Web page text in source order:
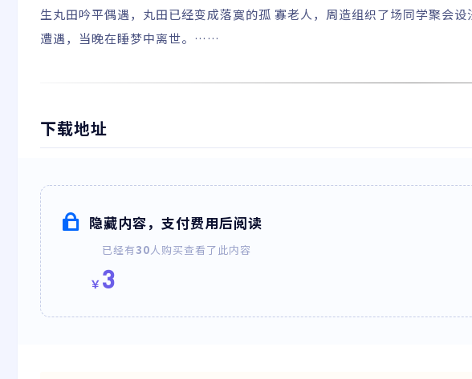
生丸田吟平偶遇，丸田已经变成落寞的孤 寡老人，周造组织了场同学聚会
遭遇，当晚在睡梦中离世。……
下载地址
隐藏内容，支付费用后阅读
已经有30人购买查看了此内容
￥ 3